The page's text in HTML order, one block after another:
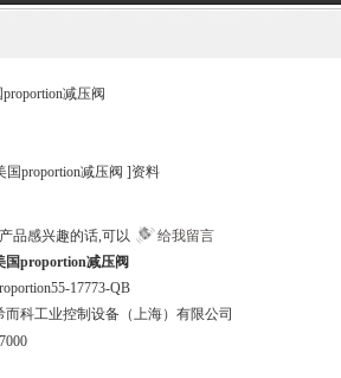
减压阀
国proportion减压阀 ]资料
品感兴趣的话,可以
给我留言
国proportion减压阀
17773-QB
而科工业控制设备（上海）有限公司